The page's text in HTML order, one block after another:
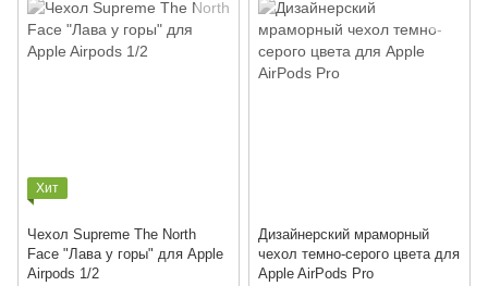
Хит
Чехол Supreme The North
Face "Лава у горы" для Apple
Airpods 1/2
Дизайнерский мраморный
чехол темно-серого цвета для
Apple AirPods Pro